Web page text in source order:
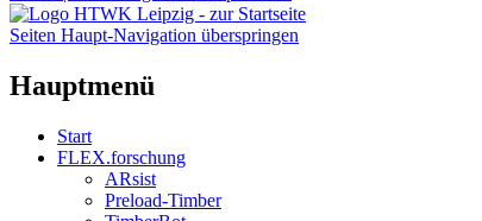
Seiten Haupt-Navigation überspringen
Hauptmenü
Start
FLEX.forschung
ARsist
Preload-Timber